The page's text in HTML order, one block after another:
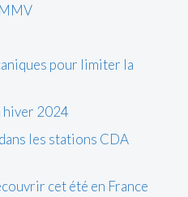
pour limiter la
hiver 2024
les stations CDA
cet été en France